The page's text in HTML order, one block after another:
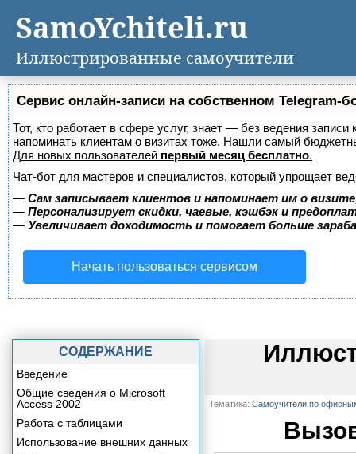
Сервис онлайн-записи на собственном Telegram-
Тот, кто работает в сфере услуг, знает — без ведения
напоминать клиентам о визитах тоже. Нашли самый
Для новых пользователей первый месяц бесплатно.
Чат-бот для мастеров и специалистов, который упрощает
— Сам записывает клиентов и напоминает им о
— Персонализирует скидки, чаевые, кэшбэк и
— Увеличивает доходимость и помогает больше
Начать пользоваться сервисом
Тематика: Самоучители по
СОДЕРЖАНИЕ
Введение
Общие сведения о Microsoft
Access 2002
Работа с таблицами
Использование внешних данных
SamoYchiteli.ru
Иллюстрированные самоучители